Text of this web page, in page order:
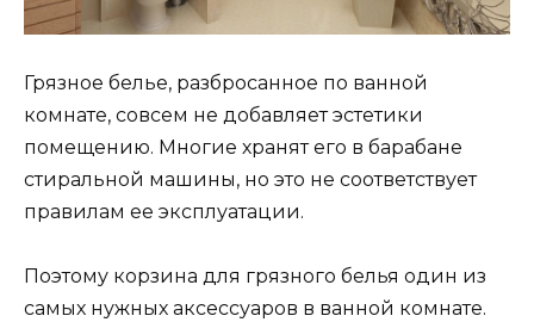
Грязное белье, разбросанное по ванной
комнате, совсем не добавляет эстетики
помещению. Многие хранят его в барабане
стиральной машины, но это не соответствует
правилам ее эксплуатации.
Поэтому корзина для грязного белья один из
самых нужных аксессуаров в ванной комнате.